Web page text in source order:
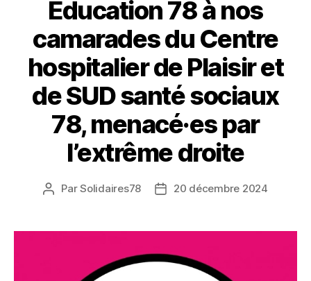
Éducation 78 à nos
camarades du Centre
hospitalier de Plaisir et
de SUD santé sociaux
78, menacé·es par
l’extrême droite
Auteur
ParSolidaires78
Date20 décembre 2024